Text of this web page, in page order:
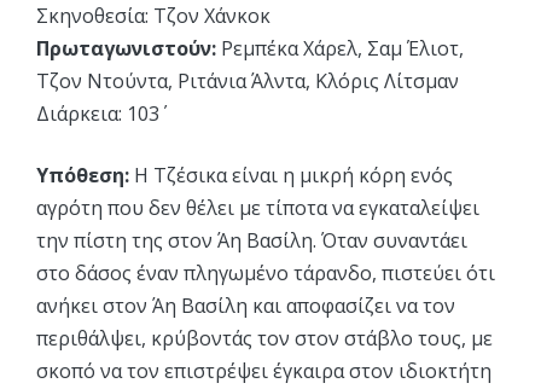
Σκηνοθεσία: Τζον Χάνκοκ
Πρωταγωνιστούν: Ρεμπέκα Χάρελ, Σαμ Έλιοτ,
Τζον Ντούντα, Ριτάνια Άλντα, Κλόρις Λίτσμαν
Διάρκεια: 103΄
Υπόθεση: Η Τζέσικα είναι η μικρή κόρη ενός
αγρότη που δεν θέλει με τίποτα να εγκαταλείψει
την πίστη της στον Άη Βασίλη. Όταν συναντάει
στο δάσος έναν πληγωμένο τάρανδο, πιστεύει ότι
ανήκει στον Άη Βασίλη και αποφασίζει να τον
περιθάλψει, κρύβοντάς τον στον στάβλο τους, με
σκοπό να τον επιστρέψει έγκαιρα στον ιδιοκτήτη